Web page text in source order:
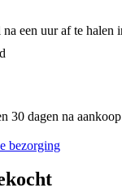
na een uur af te
30 dagen na
bezorging